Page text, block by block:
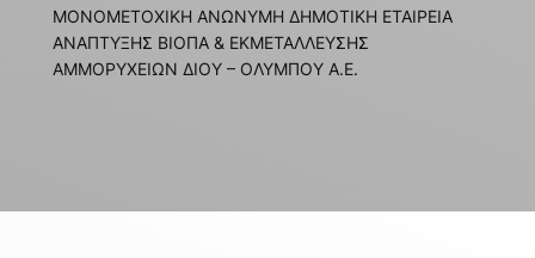
ΜΟΝΟΜΕΤΟΧΙΚΗ ΑΝΩΝΥΜΗ ΔΗΜΟΤΙΚΗ ΕΤΑΙΡΕΙΑ
ΑΝΑΠΤΥΞΗΣ ΒΙΟΠΑ & ΕΚΜΕΤΑΛΛΕΥΣΗΣ
ΑΜΜΟΡΥΧΕΙΩΝ ΔΙΟΥ – ΟΛΥΜΠΟΥ Α.Ε.